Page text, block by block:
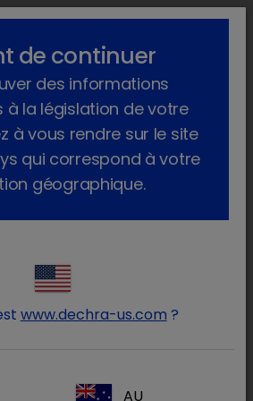
lock_outline search menu
de continuer
des informations
à la législation de votre
à vous rendre sur le site
qui correspond à votre
géographique.
www.dechra-us.com ?
AU